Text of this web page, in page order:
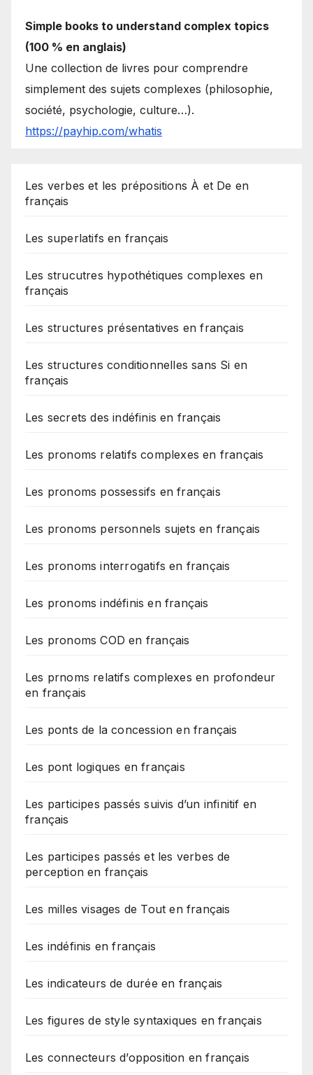
Simple books to understand complex topics
(100 % en anglais)
Une collection de livres pour comprendre
simplement des sujets complexes (philosophie,
société, psychologie, culture…).
https://payhip.com/whatis
Les verbes et les prépositions À et De en
français
Les superlatifs en français
Les strucutres hypothétiques complexes en
français
Les structures présentatives en français
Les structures conditionnelles sans Si en
français
Les secrets des indéfinis en français
Les pronoms relatifs complexes en français
Les pronoms possessifs en français
Les pronoms personnels sujets en français
Les pronoms interrogatifs en français
Les pronoms indéfinis en français
Les pronoms COD en français
Les prnoms relatifs complexes en profondeur
en français
Les ponts de la concession en français
Les pont logiques en français
Les participes passés suivis d’un infinitif en
français
Les participes passés et les verbes de
perception en français
Les milles visages de Tout en français
Les indéfinis en français
Les indicateurs de durée en français
Les figures de style syntaxiques en français
Les connecteurs d’opposition en français